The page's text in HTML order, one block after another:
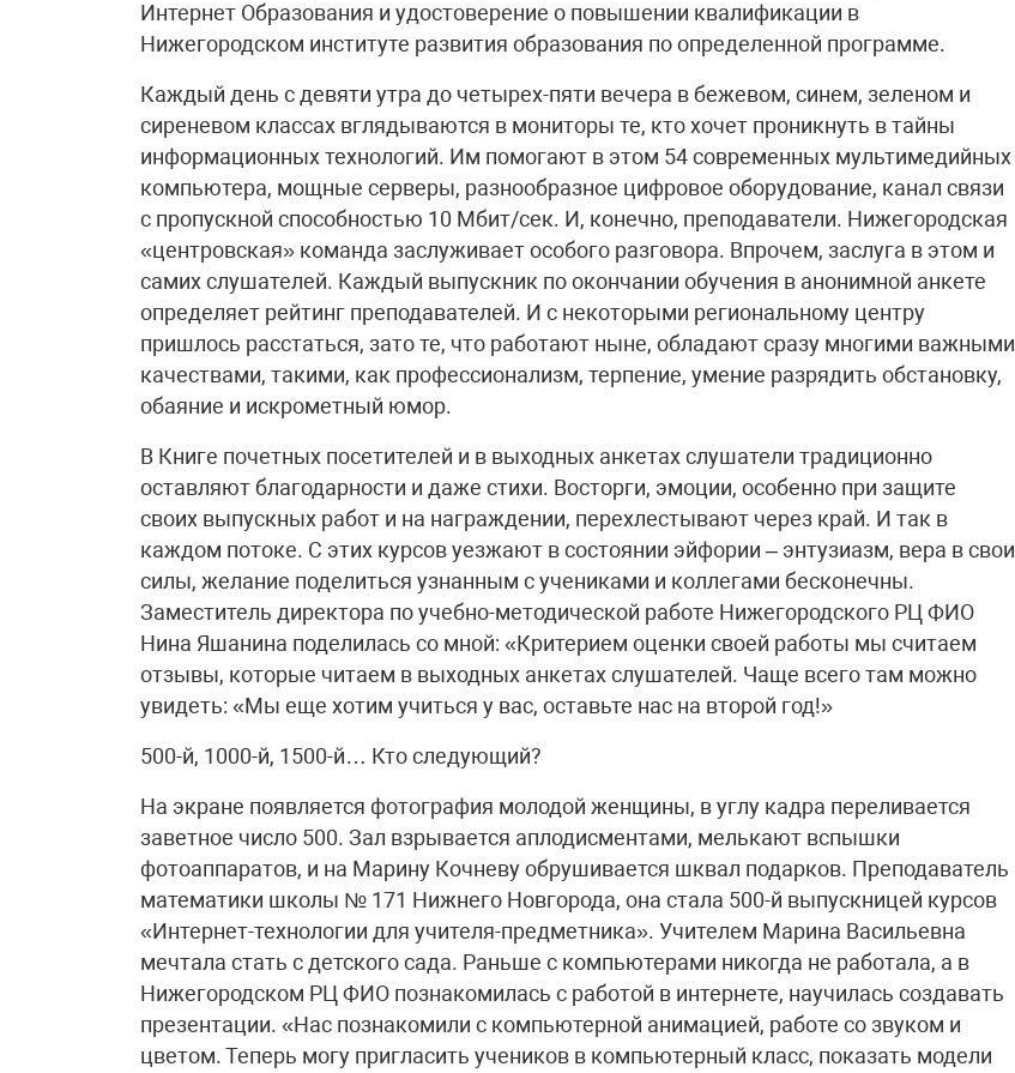
Интернет Образования и удостоверение о повышении квалификации в
Нижегородском институте развития образования по определенной программе.
Каждый день с девяти утра до четырех-пяти вечера в бежевом, синем, зеленом и
сиреневом классах вглядываются в мониторы те, кто хочет проникнуть в тайны
информационных технологий. Им помогают в этом 54 современных мультимедийных
компьютера, мощные серверы, разнообразное цифровое оборудование, канал связи
с пропускной способностью 10 Мбит/сек. И, конечно, преподаватели. Нижегородская
«центровская» команда заслуживает особого разговора. Впрочем, заслуга в этом и
самих слушателей. Каждый выпускник по окончании обучения в анонимной анкете
определяет рейтинг преподавателей. И с некоторыми региональному центру
пришлось расстаться, зато те, что работают ныне, обладают сразу многими важными
качествами, такими, как профессионализм, терпение, умение разрядить обстановку,
обаяние и искрометный юмор.
В Книге почетных посетителей и в выходных анкетах слушатели традиционно
оставляют благодарности и даже стихи. Восторги, эмоции, особенно при защите
своих выпускных работ и на награждении, перехлестывают через край. И так в
каждом потоке. С этих курсов уезжают в состоянии эйфории – энтузиазм, вера в свои
силы, желание поделиться узнанным с учениками и коллегами бесконечны.
Заместитель директора по учебно-методической работе Нижегородского РЦ ФИО
Нина Яшанина поделилась со мной: «Критерием оценки своей работы мы считаем
отзывы, которые читаем в выходных анкетах слушателей. Чаще всего там можно
увидеть: «Мы еще хотим учиться у вас, оставьте нас на второй год!»
500-й, 1000-й, 1500-й… Кто следующий?
На экране появляется фотография молодой женщины, в углу кадра переливается
заветное число 500. Зал взрывается аплодисментами, мелькают вспышки
фотоаппаратов, и на Марину Кочневу обрушивается шквал подарков. Преподаватель
математики школы № 171 Нижнего Новгорода, она стала 500-й выпускницей курсов
«Интернет-технологии для учителя-предметника». Учителем Марина Васильевна
мечтала стать с детского сада. Раньше с компьютерами никогда не работала, а в
Нижегородском РЦ ФИО познакомилась с работой в интернете, научилась создавать
презентации. «Нас познакомили с компьютерной анимацией, работе со звуком и
цветом. Теперь могу пригласить учеников в компьютерный класс, показать модели